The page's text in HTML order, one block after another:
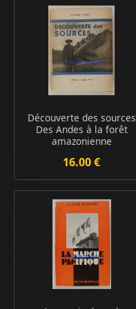
Découverte des sources
Des Andes à la forêt
amazonienne
16.00 €